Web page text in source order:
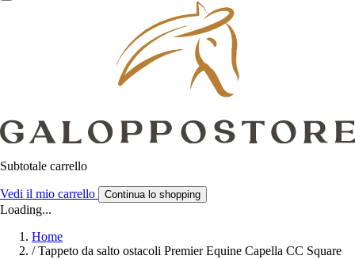
Subtotale carrello
Vedi il mio carrello Continua lo shopping
Loading...
Home
/ Tappeto da salto ostacoli Premier Equine Capella CC Square